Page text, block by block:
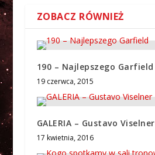
ZOBACZ RÓWNIEŻ
190 – Najlepszego Garfield
19 czerwca, 2015
GALERIA – Gustavo Viselner
17 kwietnia, 2016